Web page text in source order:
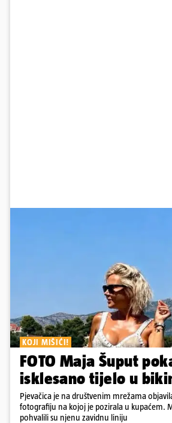
KOJI MIŠIĆI!
FOTO Maja Šuput
isklesano tijelo u
Pjevačica je na društvenim mrežama
fotografiju na kojoj je pozirala u kupaćem.
pohvalili su njenu zavidnu liniju